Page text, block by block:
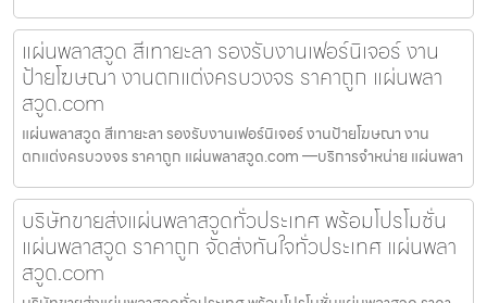
แผ่นพลาสวูด สีเทายะลา รองรับงานเฟอร์นิเจอร์ งาน
ป้ายโฆษณา งานตกแต่งครบวงจร ราคาถูก แผ่นพลา
สวูด.com
แผ่นพลาสวูด สีเทายะลา รองรับงานเฟอร์นิเจอร์ งานป้ายโฆษณา งาน
ตกแต่งครบวงจร ราคาถูก แผ่นพลาสวูด.com —บริการจำหน่าย แผ่นพลา
บริษัทขายส่งแผ่นพลาสวูดทั่วประเทศ พร้อมโปรโมชั่น
แผ่นพลาสวูด ราคาถูก จัดส่งทันใจทั่วประเทศ แผ่นพลา
สวูด.com